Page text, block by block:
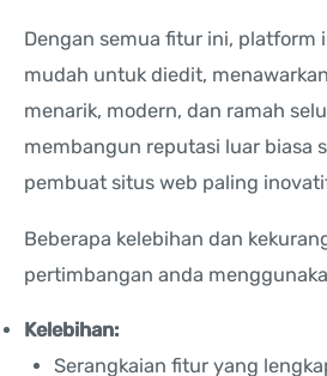
Dengan semua fitur ini, platform
mudah untuk diedit,
menarik, modern, dan ramah
membangun reputasi luar biasa
pembuat situs web paling
Beberapa kelebihan dan
pertimbangan anda
Kelebihan:
Serangkaian fitur yang